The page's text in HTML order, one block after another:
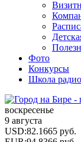
Фото
Конкурсы
Школа радио
воскресенье
9 августа
USD:82.1665 руб.